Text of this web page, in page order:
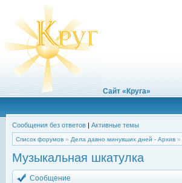
Сайт «Круга»
Сообщения без ответов | Активные темы
Список форумов » Дела давно минувших дней - Архив »
Музыкальная шкатулка
Сообщение